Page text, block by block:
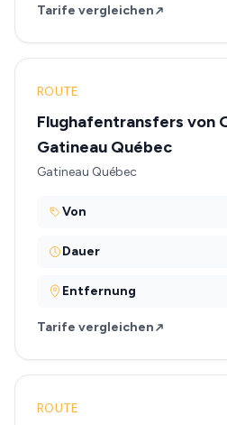
Tarife vergleichen
ROUTE
Flughafentransfers von
Gatineau Québec
Gatineau Québec
Von
Dauer
Entfernung
Tarife vergleichen
ROUTE